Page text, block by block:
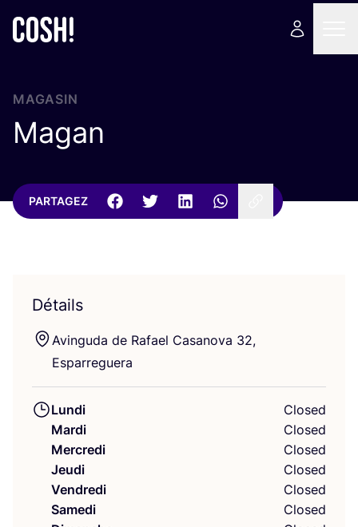
MAGASIN
Magan
PARTAGEZ
Détails
Avin­gu­da de Rafael Casa­no­va 32,
Esparreguera
Lundi
Closed
Mardi
Closed
Mercredi
Closed
Jeudi
Closed
Vendredi
Closed
Samedi
Closed